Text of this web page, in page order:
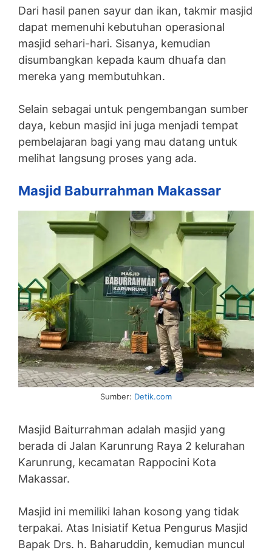
Dari hasil panen sayur dan ikan, takmir masjid
dapat memenuhi kebutuhan operasional
masjid sehari-hari. Sisanya, kemudian
disumbangkan kepada kaum dhuafa dan
mereka yang membutuhkan.
Selain sebagai untuk pengembangan sumber
daya, kebun masjid ini juga menjadi tempat
pembelajaran bagi yang mau datang untuk
melihat langsung proses yang ada.
Masjid Baburrahman Makassar
Sumber: Detik.com
Masjid Baiturrahman adalah masjid yang
berada di Jalan Karunrung Raya 2 kelurahan
Karunrung, kecamatan Rappocini Kota
Makassar.
Masjid ini memiliki lahan kosong yang tidak
terpakai. Atas Inisiatif Ketua Pengurus Masjid
Bapak Drs. h. Baharuddin, kemudian muncul